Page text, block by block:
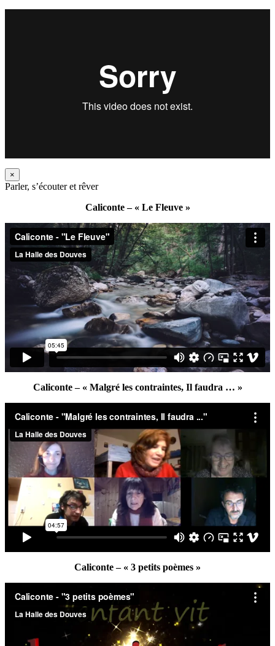
×
Parler, s’écouter et rêver
Caliconte – « Le Fleuve »
Caliconte – « Malgré les contraintes, Il faudra … »
Caliconte – « 3 petits poèmes »